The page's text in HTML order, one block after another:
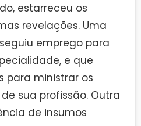
estarreceu os
revelações. Uma
emprego para
e que
para ministrar os
sua profissão. Outra
de insumos